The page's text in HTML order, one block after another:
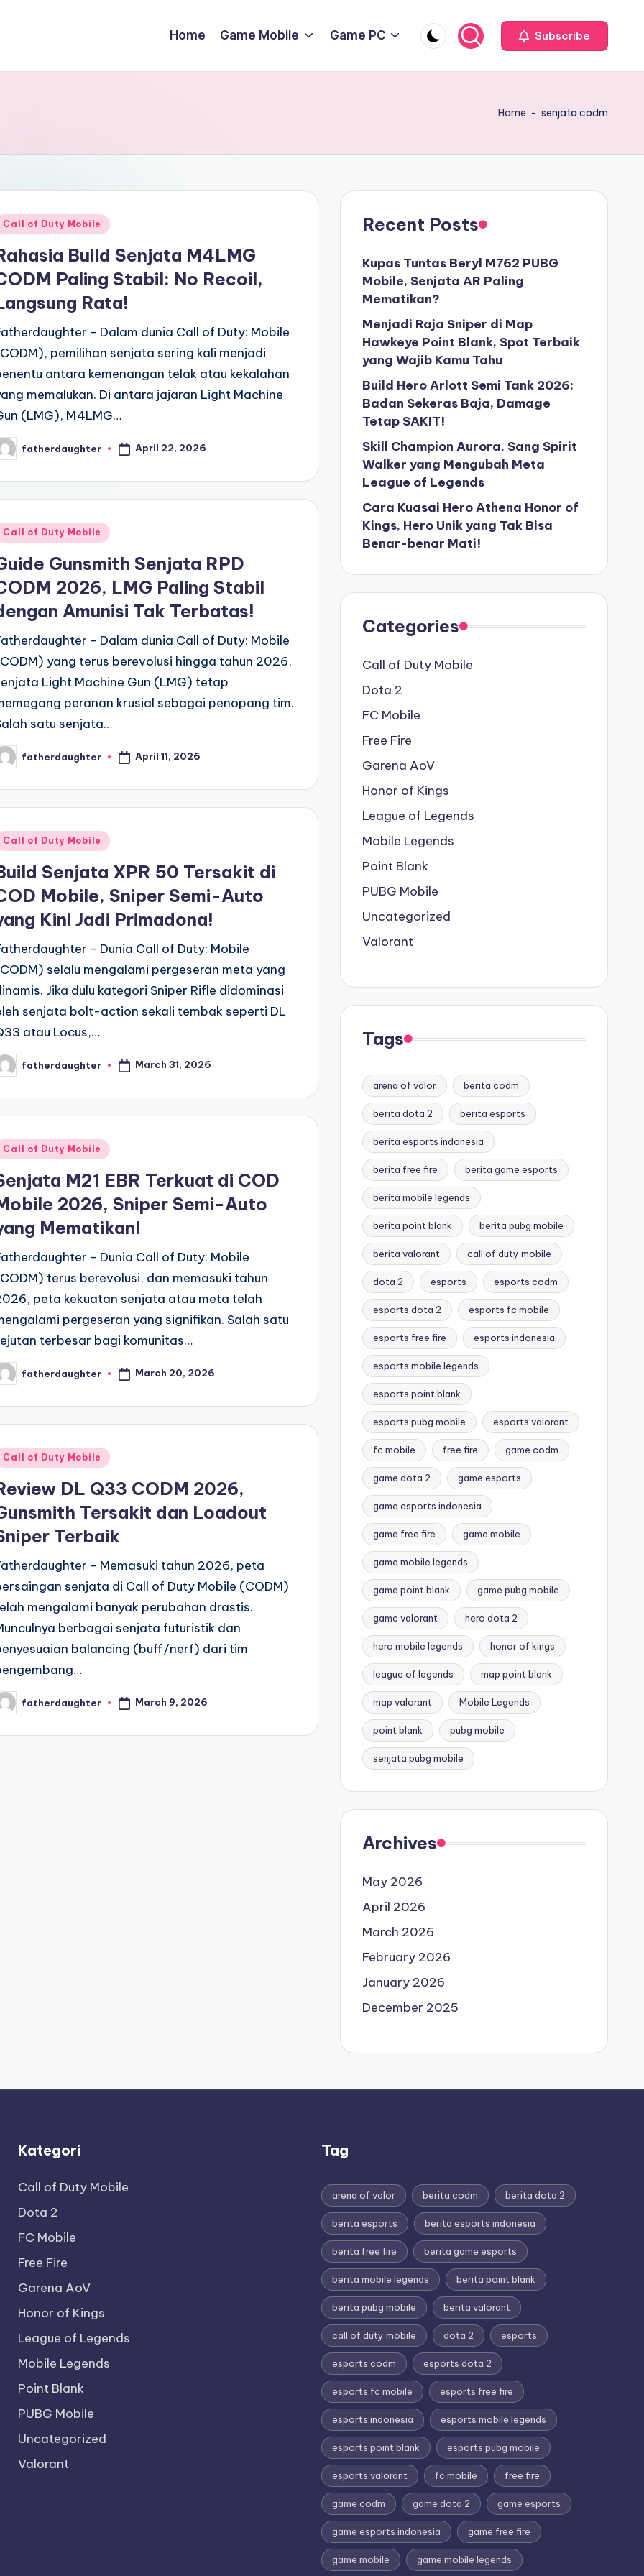
Home Game Mobile Game PC Subscribe
Home - senjata codm
Call of Duty Mobile
Build Senjata M4LMG
Paling Stabil: No Recoil,
Rata!
- Dalam dunia Call of Duty: Mobile
pemilihan senjata sering kali menjadi
antara kemenangan telak atau kekalahan
memalukan. Di antara jajaran Light Machine
(LMG), M4LMG…
fatherdaughter April 22, 2026
Call of Duty Mobile
Gunsmith Senjata RPD
2026, LMG Paling Stabil
Amunisi Tak Terbatas!
- Dalam dunia Call of Duty: Mobile
yang terus berevolusi hingga tahun 2026,
Light Machine Gun (LMG) tetap
peranan krusial sebagai penopang tim.
satu senjata…
fatherdaughter April 11, 2026
Call of Duty Mobile
Senjata XPR 50 Tersakit di
Mobile, Sniper Semi-Auto
Kini Jadi Primadona!
- Dunia Call of Duty: Mobile
selalu mengalami pergeseran meta yang
Jika dulu kategori Sniper Rifle didominasi
senjata bolt-action sekali tembak seperti DL
atau Locus,…
fatherdaughter March 31, 2026
Call of Duty Mobile
M21 EBR Terkuat di COD
2026, Sniper Semi-Auto
Mematikan!
- Dunia Call of Duty: Mobile
terus berevolusi, dan memasuki tahun
peta kekuatan senjata atau meta telah
pergeseran yang signifikan. Salah satu
terbesar bagi komunitas…
fatherdaughter March 20, 2026
Call of Duty Mobile
DL Q33 CODM 2026,
Tersakit dan Loadout
Terbaik
- Memasuki tahun 2026, peta
senjata di Call of Duty Mobile (CODM)
mengalami banyak perubahan drastis.
berbagai senjata futuristik dan
balancing (buff/nerf) dari tim
fatherdaughter March 9, 2026
Recent Posts
Kupas Tuntas Beryl M762 PUBG
Mobile, Senjata AR Paling
Mematikan?
Menjadi Raja Sniper di Map
Hawkeye Point Blank, Spot Terbaik
yang Wajib Kamu Tahu
Build Hero Arlott Semi Tank 2026:
Badan Sekeras Baja, Damage
Tetap SAKIT!
Skill Champion Aurora, Sang Spirit
Walker yang Mengubah Meta
League of Legends
Cara Kuasai Hero Athena Honor of
Kings, Hero Unik yang Tak Bisa
Benar-benar Mati!
Categories
Call of Duty Mobile
Dota 2
FC Mobile
Free Fire
Garena AoV
Honor of Kings
League of Legends
Mobile Legends
Point Blank
PUBG Mobile
Uncategorized
Valorant
Tags
arena of valor berita codm
berita dota 2 berita esports
berita esports indonesia
berita free fire berita game esports
berita mobile legends
berita point blank berita pubg mobile
berita valorant call of duty mobile
dota 2 esports esports codm
esports dota 2 esports fc mobile
esports free fire esports indonesia
esports mobile legends
esports point blank
esports pubg mobile esports valorant
fc mobile free fire game codm
game dota 2 game esports
game esports indonesia
game free fire game mobile
game mobile legends
game point blank game pubg mobile
game valorant hero dota 2
hero mobile legends honor of kings
league of legends map point blank
map valorant Mobile Legends
point blank pubg mobile
senjata pubg mobile
Archives
May 2026
April 2026
March 2026
February 2026
January 2026
December 2025
Kategori
Call of Duty Mobile
Dota 2
FC Mobile
Free Fire
Garena AoV
Honor of Kings
League of Legends
Mobile Legends
Point Blank
PUBG Mobile
Uncategorized
Valorant
Tag
arena of valor berita codm berita dota 2
berita esports berita esports indonesia
berita free fire berita game esports
berita mobile legends berita point blank
berita pubg mobile berita valorant
call of duty mobile dota 2 esports
esports codm esports dota 2
esports fc mobile esports free fire
esports indonesia esports mobile legends
esports point blank esports pubg mobile
esports valorant fc mobile free fire
game codm game dota 2 game esports
game esports indonesia game free fire
game mobile game mobile legends